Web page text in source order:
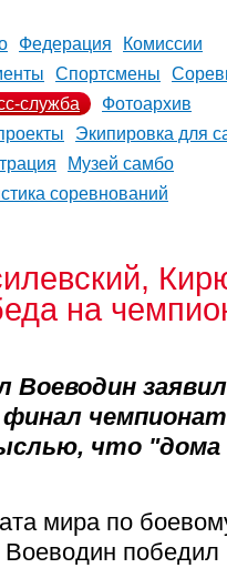
Федерация
Комиссии
Спортсмены
служба
Фотоархив
Экипировка для
Музей самбо
соревнований
на
Воеводин
что
мира по
Воеводин